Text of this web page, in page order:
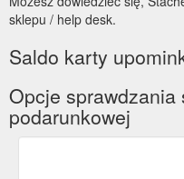
sklepu / help desk.
Saldo karty
Opcje sprawdzania
podarunkowej